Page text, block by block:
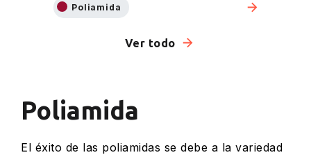
Poliamida
Ver todo
Poliamida
El éxito de las poliamidas se debe a la variedad